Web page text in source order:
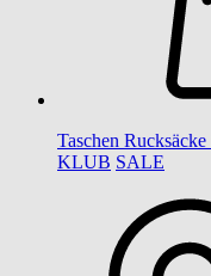
Taschen Rucksäcke
KLUB SALE